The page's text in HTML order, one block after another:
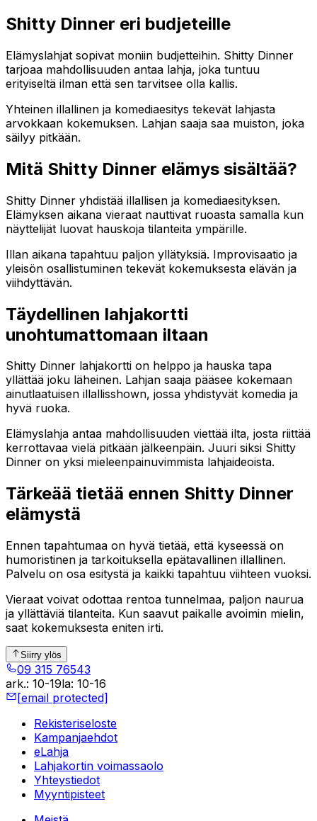
Shitty Dinner eri budjeteille
Elämyslahjat sopivat moniin budjetteihin. Shitty Dinner
tarjoaa mahdollisuuden antaa lahja, joka tuntuu
erityiseltä ilman että sen tarvitsee olla kallis.
Yhteinen illallinen ja komediaesitys tekevät lahjasta
arvokkaan kokemuksen. Lahjan saaja saa muiston, joka
säilyy pitkään.
Mitä Shitty Dinner elämys sisältää?
Shitty Dinner yhdistää illallisen ja komediaesityksen.
Elämyksen aikana vieraat nauttivat ruoasta samalla kun
näyttelijät luovat hauskoja tilanteita ympärille.
Illan aikana tapahtuu paljon yllätyksiä. Improvisaatio ja
yleisön osallistuminen tekevät kokemuksesta elävän ja
viihdyttävän.
Täydellinen lahjakortti
unohtumattomaan iltaan
Shitty Dinner lahjakortti on helppo ja hauska tapa
yllättää joku läheinen. Lahjan saaja pääsee kokemaan
ainutlaatuisen illallisshown, jossa yhdistyvät komedia ja
hyvä ruoka.
Elämyslahja antaa mahdollisuuden viettää ilta, josta riittää
kerrottavaa vielä pitkään jälkeenpäin. Juuri siksi Shitty
Dinner on yksi mieleenpainuvimmista lahjaideoista.
Tärkeää tietää ennen Shitty Dinner
elämystä
Ennen tapahtumaa on hyvä tietää, että kyseessä on
humoristinen ja tarkoituksella epätavallinen illallinen.
Palvelu on osa esitystä ja kaikki tapahtuu viihteen vuoksi.
Vieraat voivat odottaa rentoa tunnelmaa, paljon naurua
ja yllättäviä tilanteita. Kun saavut paikalle avoimin mielin,
saat kokemuksesta eniten irti.
Siirry ylös
09 315 76543
ark.: 10-19la: 10-16
[email protected]
Rekisteriseloste
Kampanjaehdot
eLahja
Lahjakortin voimassaolo
Yhteystiedot
Myyntipisteet